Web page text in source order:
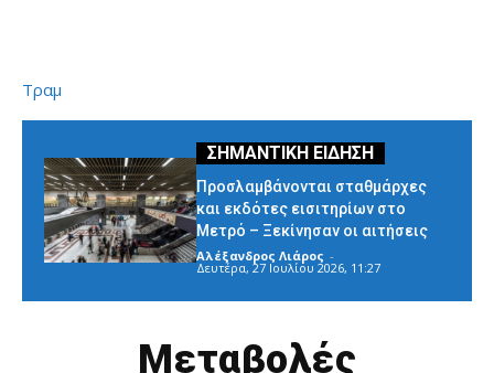
Τραμ
Προσλαμβάνονται σταθμάρχες
και εκδότες εισιτηρίων στο
Μετρό – Ξεκίνησαν οι αιτήσεις
Αλέξανδρος Λιάρος -
Δευτέρα, 27 Ιουλίου 2026, 11:27
Μεταβολές